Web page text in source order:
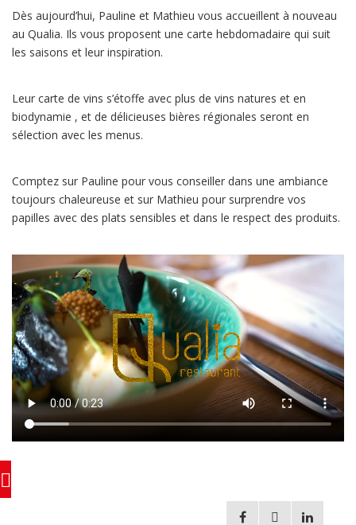
Dès aujourd’hui, Pauline et Mathieu vous accueillent à nouveau
au Qualia. Ils vous proposent une carte hebdomadaire qui suit
les saisons et leur inspiration.
Leur carte de vins s’étoffe avec plus de vins natures et en
biodynamie , et de délicieuses bières régionales seront en
sélection avec les menus.
Comptez sur Pauline pour vous conseiller dans une ambiance
toujours chaleureuse et sur Mathieu pour surprendre vos
papilles avec des plats sensibles et dans le respect des produits.